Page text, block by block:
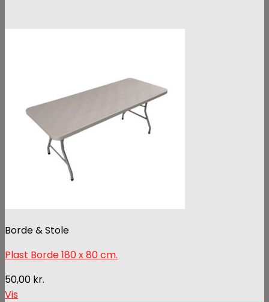
Borde & Stole
Plast Borde 180 x 80 cm.
50,00 kr.
Vis